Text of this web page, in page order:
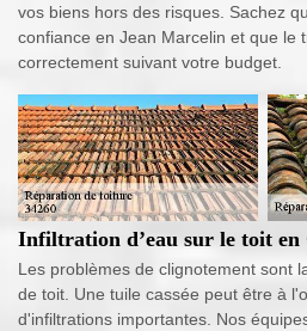
vos biens hors des risques. Sachez
confiance en Jean Marcelin et que le
correctement suivant votre budget.
Infiltration d’eau sur le toit en
Les problèmes de clignotement sont
de toit. Une tuile cassée peut être à
d'infiltrations importantes. Nos